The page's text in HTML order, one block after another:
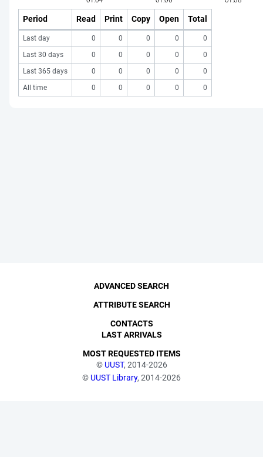
Period Read Print Copy Open Total
Last day 0 0 0 0
0
Last 30 days
0 0 0 0
0
Last 365 days
0 0 0 0
0
All time
0 0 0 0 0
© UUST, 2014-2026
© UUST Library, 2014-2026
ADVANCED SEARCH
ATTRIBUTE SEARCH
CONTACTS
LAST ARRIVALS
MOST REQUESTED ITEMS